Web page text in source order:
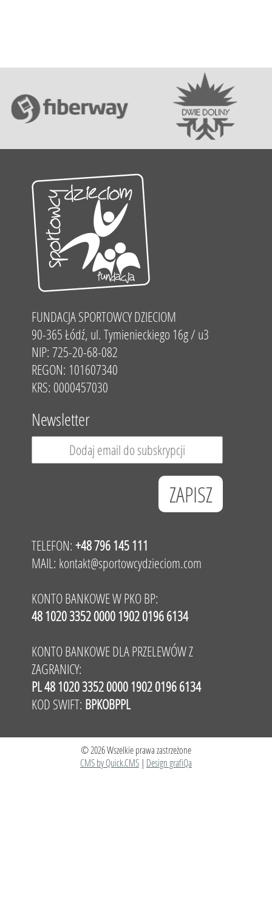
FUNDACJA SPORTOWCY DZIECIOM
90-365 Łódź, ul. Tymienieckiego 16g / u3
NIP: 725-20-68-082
REGON: 101607340
KRS: 0000457030
Newsletter
TELEFON: +48 796 145 111
MAIL: kontakt@sportowcydzieciom.com
KONTO BANKOWE W PKO BP:
48 1020 3352 0000 1902 0196 6134
KONTO BANKOWE DLA PRZELEWÓW Z
ZAGRANICY:
PL 48 1020 3352 0000 1902 0196 6134
KOD SWIFT: BPKOBPPL
© 2026 Wszelkie prawa zastrzeżone
CMS by Quick.CMS | Design grafiQa